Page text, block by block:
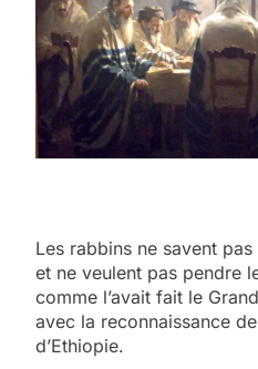
Les rabbins ne savent
et ne veulent pas pendre
comme l’avait fait le
avec la reconnaissance
d’Ethiopie.